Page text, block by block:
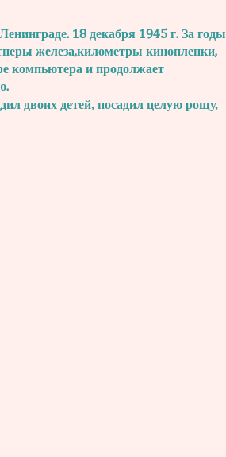
18 декабря 1945 г. За годы
железа,километры кинопленки,
компьютера и продолжает
двоих детей, посадил целую рощу,